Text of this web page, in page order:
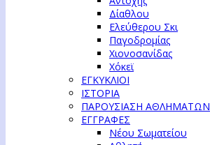
Δίαθλου
Ελεύθερου Σκι
Παγοδρομίας
Χιονοσανίδας
Χόκεϊ
ΕΓΚΥΚΛΙΟΙ
ΙΣΤΟΡΙΑ
ΠΑΡΟΥΣΙΑΣΗ ΑΘΛΗΜΑΤΩΝ
ΕΓΓΡΑΦΕΣ
Νέου Σωματείου